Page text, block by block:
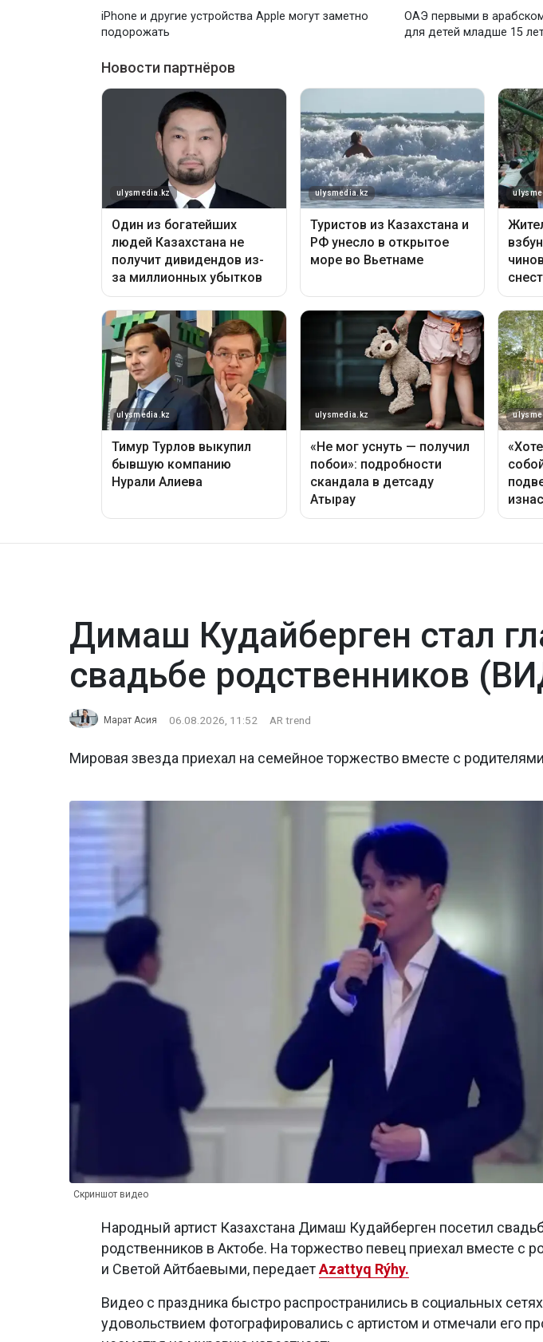
iPhone и другие устройства Apple могут заметно
подорожать
ОАЭ первыми в
для детей младше 15
Димаш Кудайберген стал
свадьбе родственников
Марат Асия 06.08.2026, 11:52 AR trend
Мировая звезда приехал на семейное торжество вместе с родителями
Скриншот видео
Народный артист Казахстана Димаш Кудайберген посетил
родственников в Актобе. На торжество певец приехал вместе с
и Светой Айтбаевыми, передаетAzattyq Rýhy.
Видео с праздника быстро распространились в социальных
удовольствием фотографировались с артистом и отмечали его